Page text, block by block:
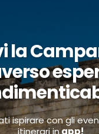
la
ispirare con gli